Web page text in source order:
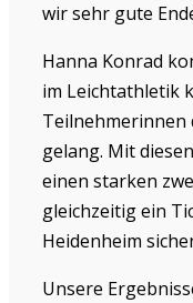
wir sehr gute
Hanna Konrad
im Leichtathletik
Teilnehmerinnen
gelang. Mit
einen starken
gleichzeitig ein
Heidenheim
Unsere